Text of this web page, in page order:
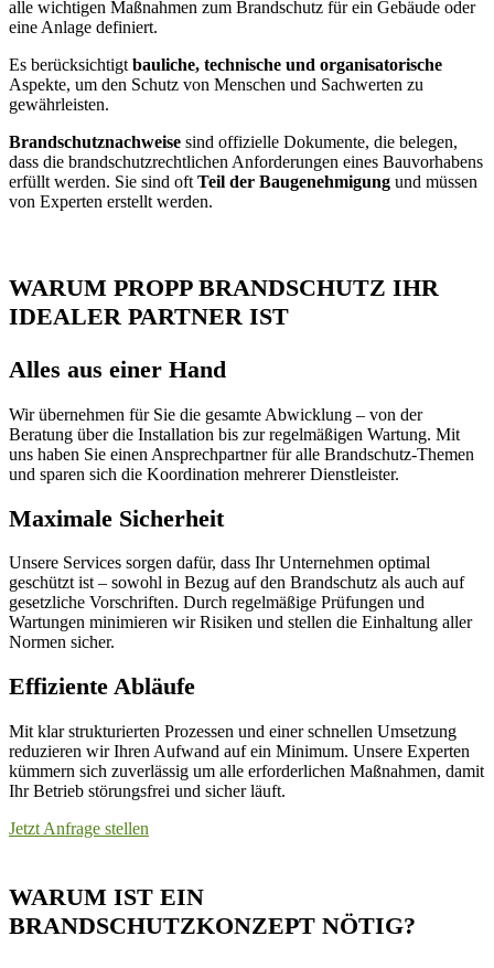
alle wichtigen Maßnahmen zum Brandschutz für ein Gebäude oder
eine Anlage definiert.
Es berücksichtigt bauliche, technische und organisatorische
Aspekte, um den Schutz von Menschen und Sachwerten zu
gewährleisten.
Brandschutznachweise sind offizielle Dokumente, die belegen,
dass die brandschutzrechtlichen Anforderungen eines Bauvorhabens
erfüllt werden. Sie sind oft Teil der Baugenehmigung und müssen
von Experten erstellt werden.
WARUM PROPP BRANDSCHUTZ IHR
IDEALER PARTNER IST
Alles aus einer Hand
Wir übernehmen für Sie die gesamte Abwicklung – von der
Beratung über die Installation bis zur regelmäßigen Wartung. Mit
uns haben Sie einen Ansprechpartner für alle Brandschutz-Themen
und sparen sich die Koordination mehrerer Dienstleister.
Maximale Sicherheit
Unsere Services sorgen dafür, dass Ihr Unternehmen optimal
geschützt ist – sowohl in Bezug auf den Brandschutz als auch auf
gesetzliche Vorschriften. Durch regelmäßige Prüfungen und
Wartungen minimieren wir Risiken und stellen die Einhaltung aller
Normen sicher.
Effiziente Abläufe
Mit klar strukturierten Prozessen und einer schnellen Umsetzung
reduzieren wir Ihren Aufwand auf ein Minimum. Unsere Experten
kümmern sich zuverlässig um alle erforderlichen Maßnahmen, damit
Ihr Betrieb störungsfrei und sicher läuft.
Jetzt Anfrage stellen
WARUM IST EIN
BRANDSCHUTZKONZEPT NÖTIG?